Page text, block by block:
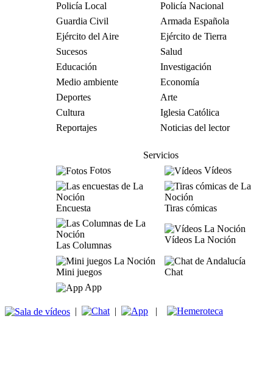
Policía Local
Policía Nacional
Guardia Civil
Armada Española
Ejército del Aire
Ejército de Tierra
Sucesos
Salud
Educación
Investigación
Medio ambiente
Economía
Deportes
Arte
Cultura
Iglesia Católica
Reportajes
Noticias del lector
Servicios
Fotos
Vídeos
Encuesta Tiras cómicas
Las Columnas
Vídeos La Noción
Mini juegos
Chat
App
| | |